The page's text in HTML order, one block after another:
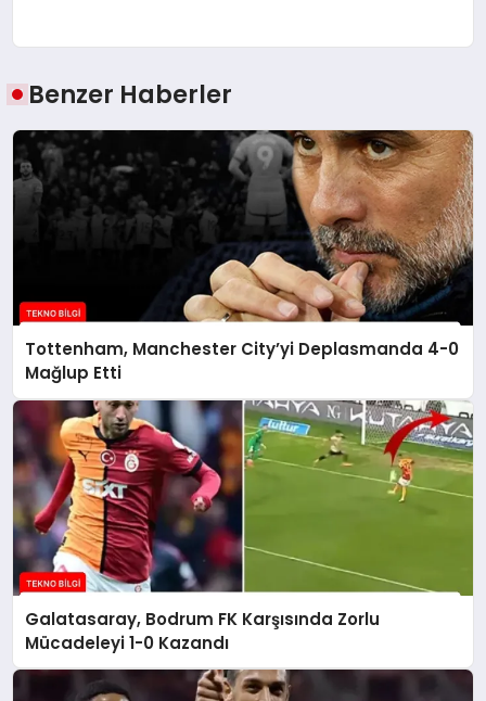
Benzer Haberler
Tottenham, Manchester City’yi Deplasmanda 4-0
Mağlup Etti
Galatasaray, Bodrum FK Karşısında Zorlu
Mücadeleyi 1-0 Kazandı